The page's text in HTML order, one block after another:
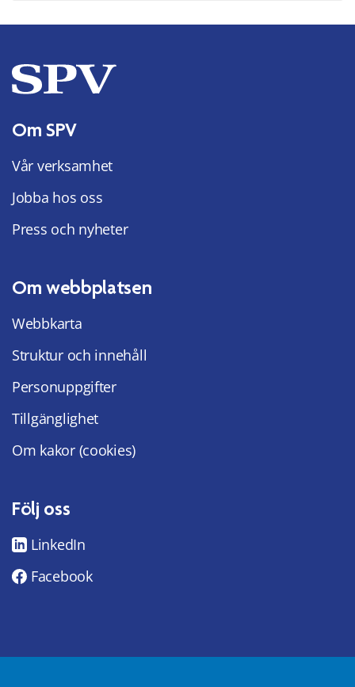
Om SPV
Vår verksamhet
Jobba hos oss
Press och nyheter
Om webbplatsen
Webbkarta
Struktur och innehåll
Personuppgifter
Tillgänglighet
Om kakor (cookies)
Följ oss
LinkedIn
Facebook